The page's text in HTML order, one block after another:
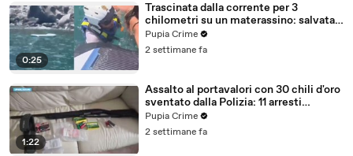
0:25
Trascinata dalla corrente per 3
chilometri su un materassino: salvata
dalla Polizia (25.07.26)
Pupia Crime
2 settimane fa
1:22
Assalto al portavalori con 30 chili d'oro
sventato dalla Polizia: 11 arresti
(25.07.26)
Pupia Crime
2 settimane fa